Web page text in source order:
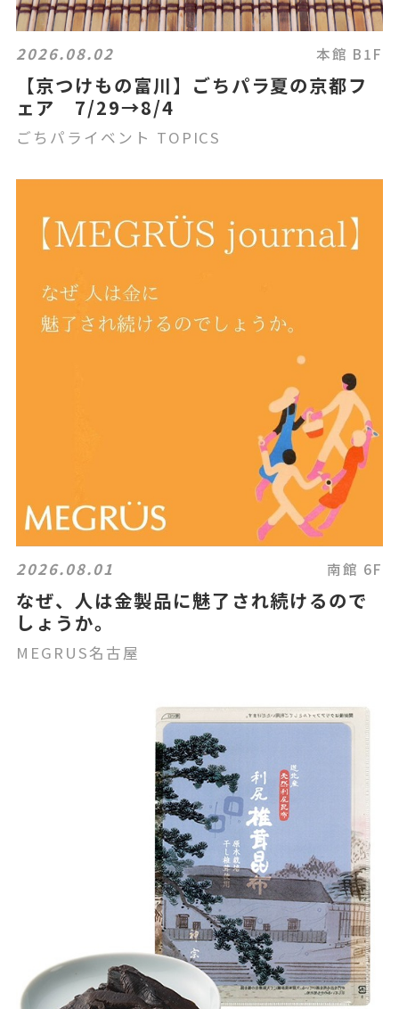
2026.08.02 本館 B1F
【京つけもの富川】ごちパラ夏の京都フ
ェア 7/29→8/4
ごちパライベント TOPICS
2026.08.01 南館 6F
なぜ、人は金製品に魅了され続けるので
しょうか。
MEGRUS名古屋